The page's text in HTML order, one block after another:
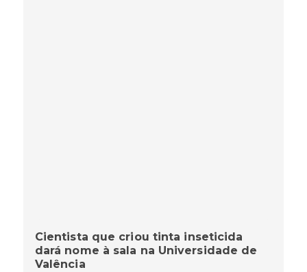
Cientista que criou tinta inseticida
dará nome à sala na Universidade de
Valência